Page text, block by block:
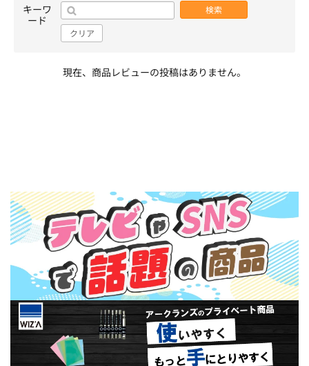
キーワ
ード
検索
クリア
現在、商品レビューの投稿はありません。